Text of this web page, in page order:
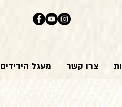
צרו קשר מעגל הידידים